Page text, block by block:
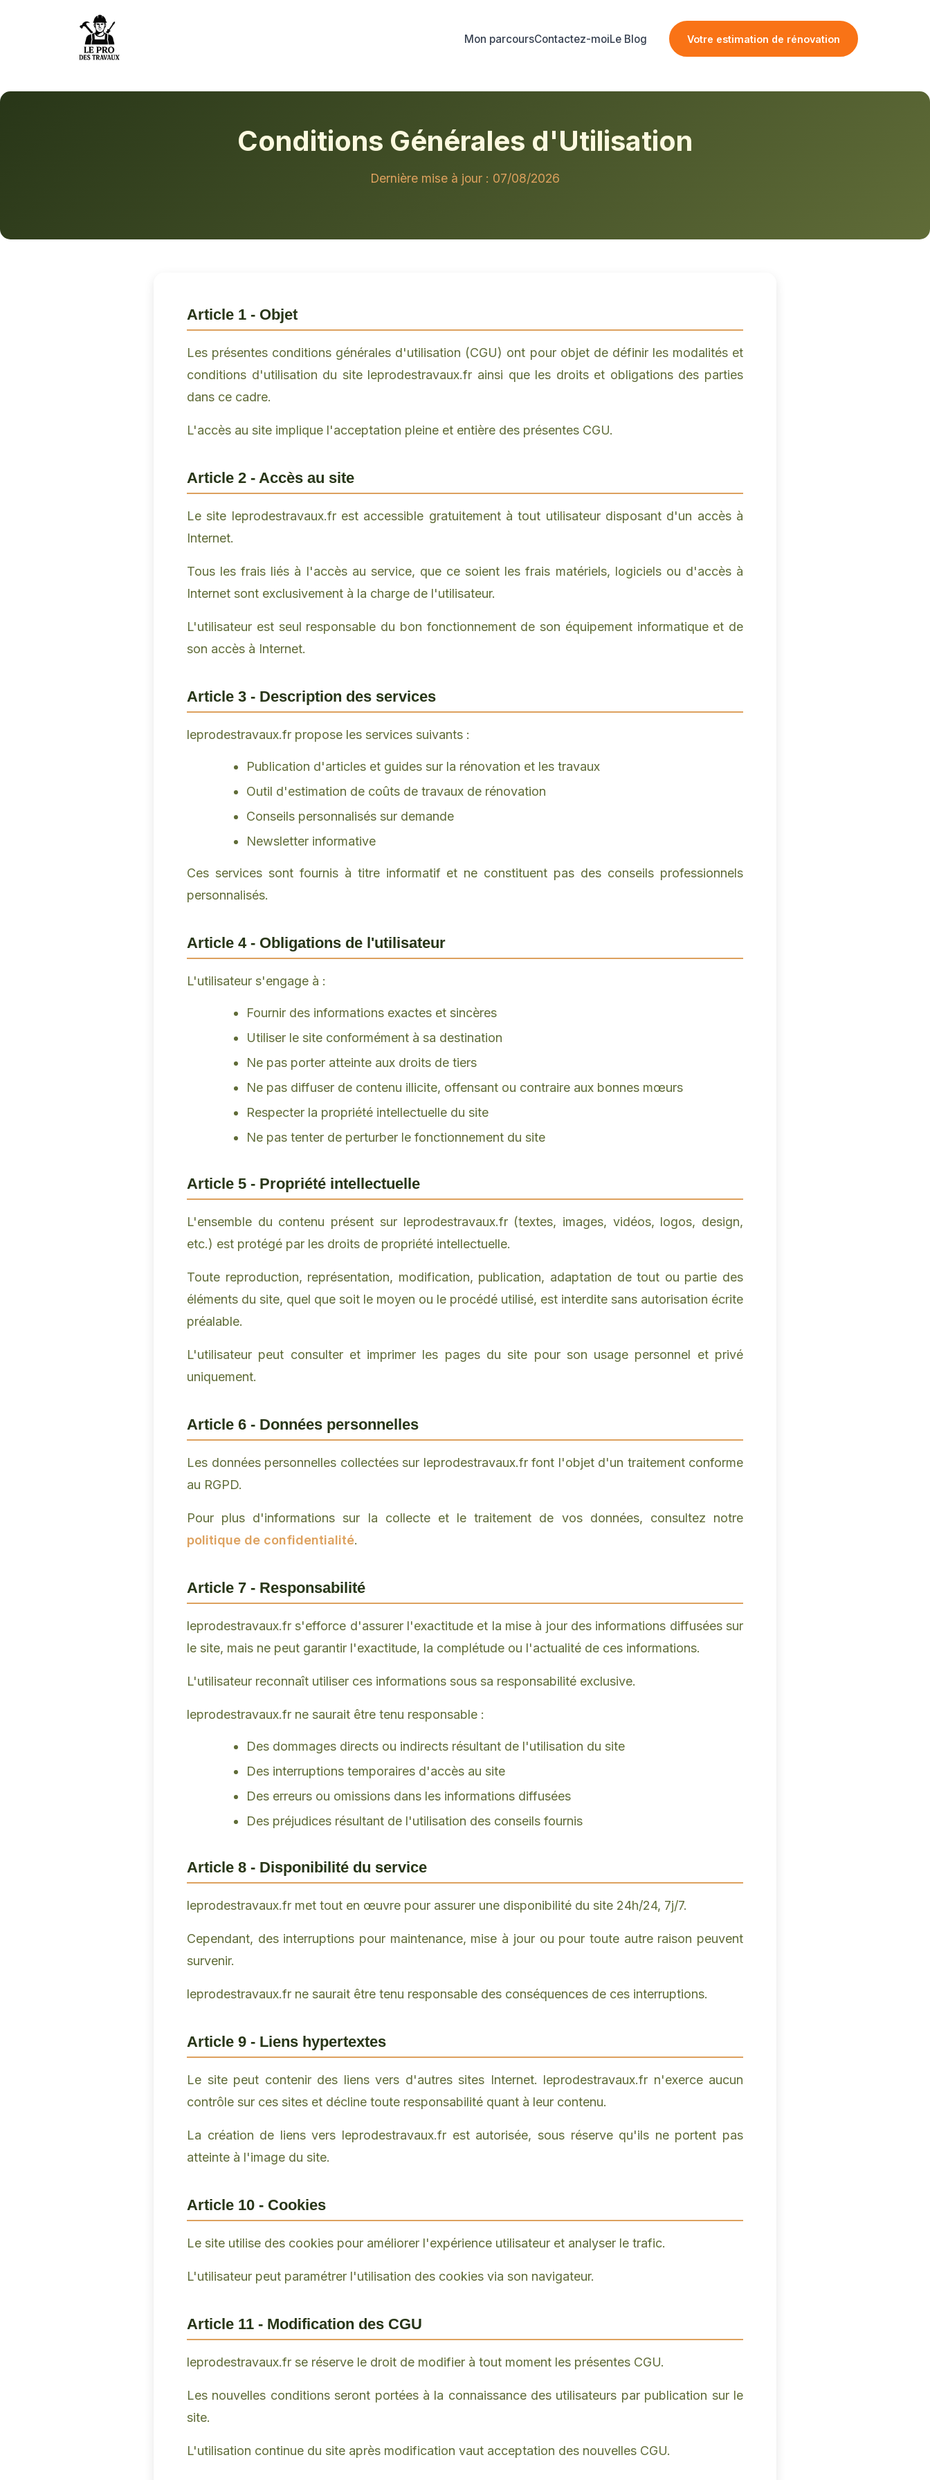
Mon parcoursContactez-moiLe Blog Votre estimation de rénovation
Conditions Générales d'Utilisation
Dernière mise à jour : 07/08/2026
Article 1 - Objet
Les présentes conditions générales d'utilisation (CGU) ont pour objet de définir les modalités et
conditions d'utilisation du site leprodestravaux.fr ainsi que les droits et obligations des parties
dans ce cadre.
L'accès au site implique l'acceptation pleine et entière des présentes CGU.
Article 2 - Accès au site
Le site leprodestravaux.fr est accessible gratuitement à tout utilisateur disposant d'un accès à
Internet.
Tous les frais liés à l'accès au service, que ce soient les frais matériels, logiciels ou d'accès à
Internet sont exclusivement à la charge de l'utilisateur.
L'utilisateur est seul responsable du bon fonctionnement de son équipement informatique et de
son accès à Internet.
Article 3 - Description des services
leprodestravaux.fr propose les services suivants :
Publication d'articles et guides sur la rénovation et les travaux
Outil d'estimation de coûts de travaux de rénovation
Conseils personnalisés sur demande
Newsletter informative
Ces services sont fournis à titre informatif et ne constituent pas des conseils professionnels
personnalisés.
Article 4 - Obligations de l'utilisateur
L'utilisateur s'engage à :
Fournir des informations exactes et sincères
Utiliser le site conformément à sa destination
Ne pas porter atteinte aux droits de tiers
Ne pas diffuser de contenu illicite, offensant ou contraire aux bonnes mœurs
Respecter la propriété intellectuelle du site
Ne pas tenter de perturber le fonctionnement du site
Article 5 - Propriété intellectuelle
L'ensemble du contenu présent sur leprodestravaux.fr (textes, images, vidéos, logos, design,
etc.) est protégé par les droits de propriété intellectuelle.
Toute reproduction, représentation, modification, publication, adaptation de tout ou partie des
éléments du site, quel que soit le moyen ou le procédé utilisé, est interdite sans autorisation écrite
préalable.
L'utilisateur peut consulter et imprimer les pages du site pour son usage personnel et privé
uniquement.
Article 6 - Données personnelles
Les données personnelles collectées sur leprodestravaux.fr font l'objet d'un traitement conforme
au RGPD.
Pour plus d'informations sur la collecte et le traitement de vos données, consultez notre
politique de confidentialité.
Article 7 - Responsabilité
leprodestravaux.fr s'efforce d'assurer l'exactitude et la mise à jour des informations diffusées sur
le site, mais ne peut garantir l'exactitude, la complétude ou l'actualité de ces informations.
L'utilisateur reconnaît utiliser ces informations sous sa responsabilité exclusive.
leprodestravaux.fr ne saurait être tenu responsable :
Des dommages directs ou indirects résultant de l'utilisation du site
Des interruptions temporaires d'accès au site
Des erreurs ou omissions dans les informations diffusées
Des préjudices résultant de l'utilisation des conseils fournis
Article 8 - Disponibilité du service
leprodestravaux.fr met tout en œuvre pour assurer une disponibilité du site 24h/24, 7j/7.
Cependant, des interruptions pour maintenance, mise à jour ou pour toute autre raison peuvent
survenir.
leprodestravaux.fr ne saurait être tenu responsable des conséquences de ces interruptions.
Article 9 - Liens hypertextes
Le site peut contenir des liens vers d'autres sites Internet. leprodestravaux.fr n'exerce aucun
contrôle sur ces sites et décline toute responsabilité quant à leur contenu.
La création de liens vers leprodestravaux.fr est autorisée, sous réserve qu'ils ne portent pas
atteinte à l'image du site.
Article 10 - Cookies
Le site utilise des cookies pour améliorer l'expérience utilisateur et analyser le trafic.
L'utilisateur peut paramétrer l'utilisation des cookies via son navigateur.
Article 11 - Modification des CGU
leprodestravaux.fr se réserve le droit de modifier à tout moment les présentes CGU.
Les nouvelles conditions seront portées à la connaissance des utilisateurs par publication sur le
site.
L'utilisation continue du site après modification vaut acceptation des nouvelles CGU.